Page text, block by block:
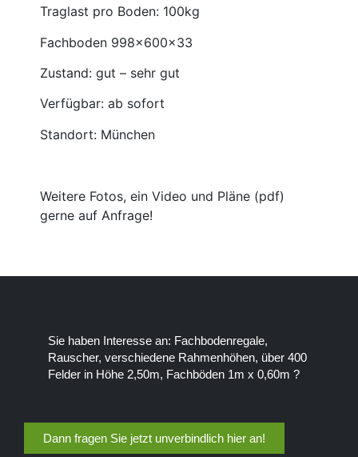
Traglast pro Boden: 100kg
Fachboden 998x600x33
Zustand: gut – sehr gut
Verfügbar: ab sofort
Standort: München
Weitere Fotos, ein Video und Pläne (pdf)
gerne auf Anfrage!
Sie haben Interesse an: Fachbodenregale,
Rauscher, verschiedene Rahmenhöhen, über 400
Felder in Höhe 2,50m, Fachböden 1m x 0,60m ?
Dann fragen Sie jetzt unverbindlich hier an!